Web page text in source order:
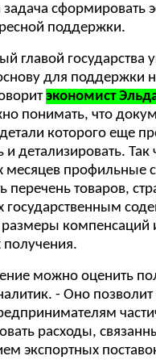
задача сформировать
поддержки.
главой государства
для поддержки
экономист
понимать, что
которого еще
и детализировать. Так
профильные
перечень товаров,
государственным
размеры компенсаций
получения.
можно оценить
- Оно
расходы,
экспортных